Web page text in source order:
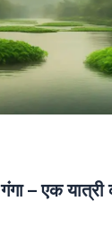
गंगा – एक